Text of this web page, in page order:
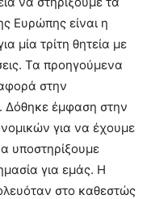
Ευρώπης είναι η
μία τρίτη θητεία με
Τα προηγούμενα
στην
Δόθηκε έμφαση στην
για να έχουμε
υποστηρίξουμε
για εμάς. Η
στο καθεστώς